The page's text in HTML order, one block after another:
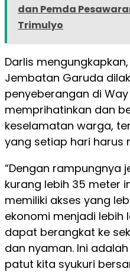
dan Pemda
Trimulyo
Darlis
Jembatan Garuda
penyeberangan di
memprihatinkan dan
keselamatan warga,
yang setiap hari harus
“Dengan rampungnya
kurang lebih 35 meter
memiliki akses yang
ekonomi menjadi
dapat berangkat ke
dan nyaman. Ini
patut kita syukuri